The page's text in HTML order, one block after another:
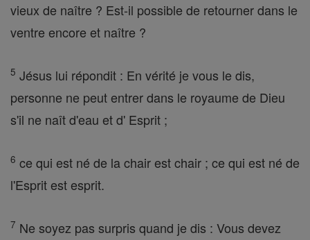
vieux de naître ? Est-il possible de retourner dans le
ventre encore et naître ?
5 Jésus lui répondit : En vérité je vous le dis,
personne ne peut entrer dans le royaume de Dieu
s'il ne naît d'eau et d' Esprit ;
6 ce qui est né de la chair est chair ; ce qui est né de
l'Esprit est esprit.
7 Ne soyez pas surpris quand je dis : Vous devez